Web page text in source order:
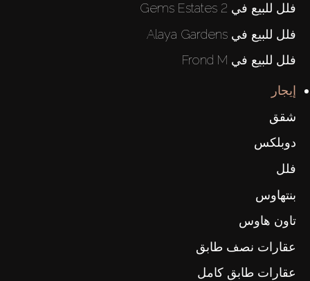
فلل للبيع في Gems Estates 2
فلل للبيع في Alaya Gardens
فلل للبيع في Frond M
إيجار
شقق
دوبلكس
فلل
بنتهاوس
تاون هاوس
عقارات نصف طابق
عقارات طابق كامل